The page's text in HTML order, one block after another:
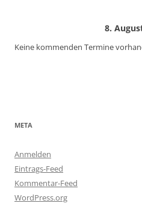
8.
Keine kommenden Termine
META
Anmelden
Eintrags-Feed
Kommentar-Feed
WordPress.org